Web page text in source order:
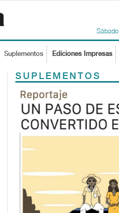
Sábado
Suplementos Ediciones Impresas
SUPLEMENTOS